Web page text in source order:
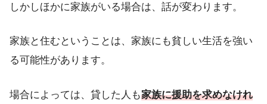
しかしほかに家族がいる場合は、話が変わります。
家族と住むということは、家族にも貧しい生活を強い
る可能性があります。
場合によっては、貸した人も家族に援助を求めなけれ